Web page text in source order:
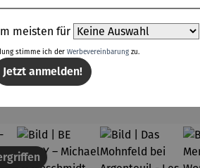
(2025) –
Michael
Pfannsch
midt
Kategorie Gemälde & Bilder
meisten für
stimme ich der Werbevereinbarungzu.
Jetzt anmelden!